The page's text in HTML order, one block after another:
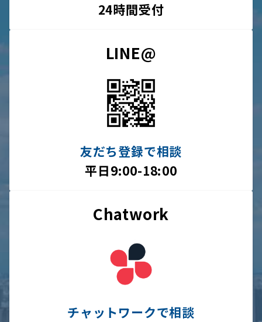
24時間受付
LINE@
友だち登録で相談
平日9:00-18:00
Chatwork
チャットワークで相談